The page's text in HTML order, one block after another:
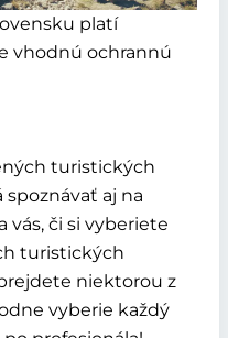
platí
vhodnú ochrannú
turistických
aj na
vás, či si vyberiete
turistických
niektorou z
vyberie každý